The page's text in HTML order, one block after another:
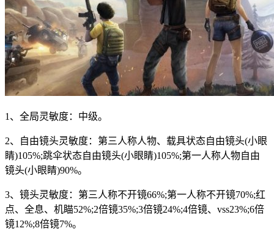
1、全局灵敏度：中级。
2、自由镜头灵敏度：第三人称人物、载具状态自由镜头(小眼
睛)105%;跳伞状态自由镜头(小眼睛)105%;第一人称人物自由
镜头(小眼睛)90%。
3、镜头灵敏度：第三人称不开镜66%;第一人称不开镜70%;红
点、全息、机瞄52%;2倍镜35%;3倍镜24%;4倍镜、vss23%;6倍
镜12%;8倍镜7%。